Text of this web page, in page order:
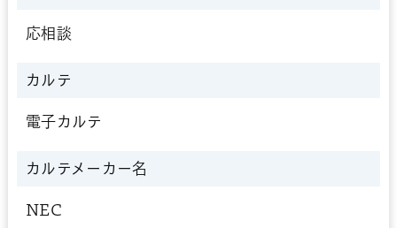
応相談
カルテ
電子カルテ
カルテメーカー名
NEC